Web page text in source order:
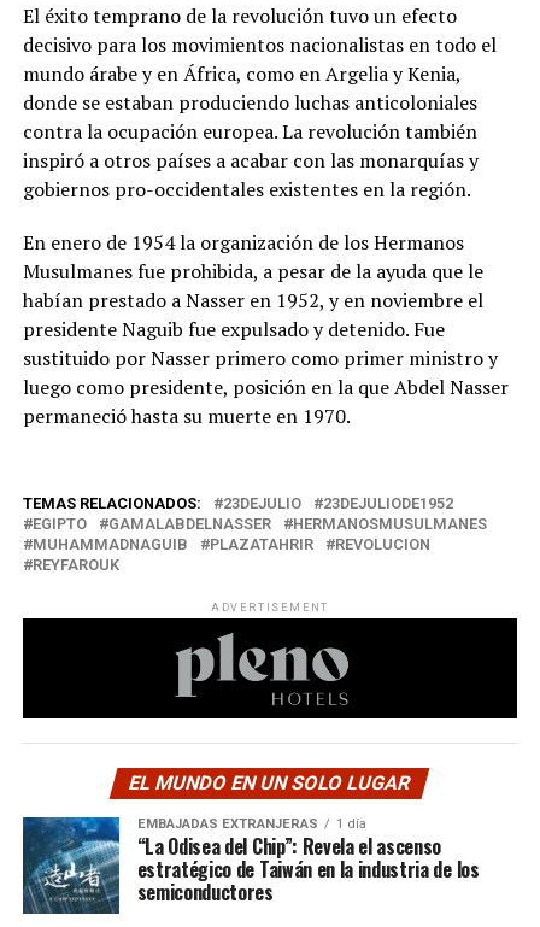
El éxito temprano de la revolución tuvo un efecto
decisivo para los movimientos nacionalistas en todo el
mundo árabe y en África, como en Argelia y Kenia,
donde se estaban produciendo luchas anticoloniales
contra la ocupación europea. La revolución también
inspiró a otros países a acabar con las monarquías y
gobiernos pro-occidentales existentes en la región.
En enero de 1954 la organización de los Hermanos
Musulmanes fue prohibida, a pesar de la ayuda que le
habían prestado a Nasser en 1952, y en noviembre el
presidente Naguib fue expulsado y detenido. Fue
sustituido por Nasser primero como primer ministro y
luego como presidente, posición en la que Abdel Nasser
permaneció hasta su muerte en 1970.
TEMAS RELACIONADOS: 23DEJULIO
23DEJULIODE1952
EGIPTO
GAMALABDELNASSER
HERMANOSMUSULMANES
MUHAMMADNAGUIB
PLAZATAHRIR
REVOLUCION
REYFAROUK
ADVERTISEMENT
EL MUNDO EN UN SOLO LUGAR
EMBAJADAS EXTRANJERAS 1 día
“La Odisea del Chip”: Revela el ascenso
estratégico de Taiwán en la industria de los
semiconductores